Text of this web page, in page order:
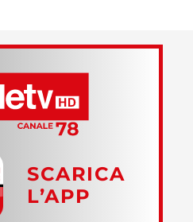
SCARICA
L’APP